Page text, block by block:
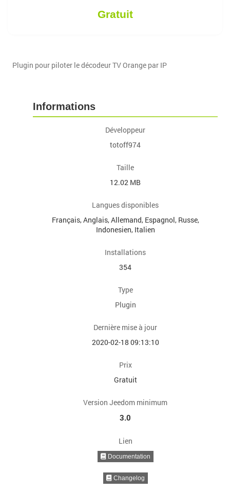
Gratuit
Plugin pour piloter le décodeur TV Orange par IP
Informations
Développeur
totoff974
Taille
12.02 MB
Langues disponibles
Français, Anglais, Allemand, Espagnol, Russe,
Indonesien, Italien
Installations
354
Type
Plugin
Dernière mise à jour
2020-02-18 09:13:10
Prix
Gratuit
Version Jeedom minimum
3.0
Lien
Documentation
Changelog